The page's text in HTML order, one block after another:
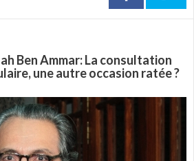
Ben Ammar: La consultation
une autre occasion ratée ?